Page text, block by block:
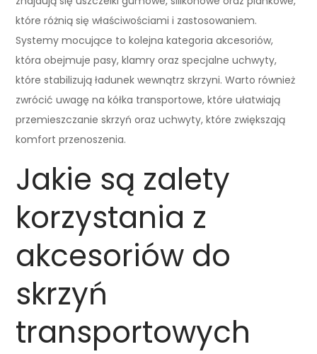
które różnią się właściwościami i zastosowaniem.
Systemy mocujące to kolejna kategoria akcesoriów,
która obejmuje pasy, klamry oraz specjalne uchwyty,
które stabilizują ładunek wewnątrz skrzyni. Warto również
zwrócić uwagę na kółka transportowe, które ułatwiają
przemieszczanie skrzyń oraz uchwyty, które zwiększają
komfort przenoszenia.
Jakie są zalety
korzystania z
akcesoriów do
skrzyń
transportowych